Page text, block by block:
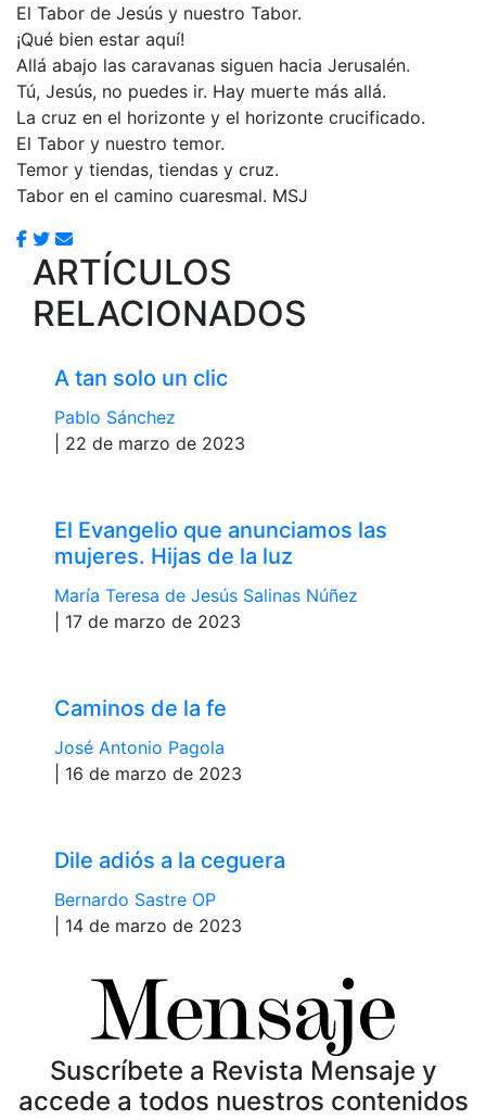
El Tabor de Jesús y nuestro Tabor.
¡Qué bien estar aquí!
Allá abajo las caravanas siguen hacia Jerusalén.
Tú, Jesús, no puedes ir. Hay muerte más allá.
La cruz en el horizonte y el horizonte crucificado.
El Tabor y nuestro temor.
Temor y tiendas, tiendas y cruz.
Tabor en el camino cuaresmal. MSJ
ARTÍCULOS
RELACIONADOS
A tan solo un clic
Pablo Sánchez
| 22 de marzo de 2023
El Evangelio que anunciamos las
mujeres. Hijas de la luz
María Teresa de Jesús Salinas Núñez
| 17 de marzo de 2023
Caminos de la fe
José Antonio Pagola
| 16 de marzo de 2023
Dile adiós a la ceguera
Bernardo Sastre OP
| 14 de marzo de 2023
Suscríbete a Revista Mensaje y
accede a todos nuestros contenidos